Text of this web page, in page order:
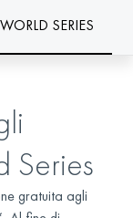
SERIES
Series
gratuita agli